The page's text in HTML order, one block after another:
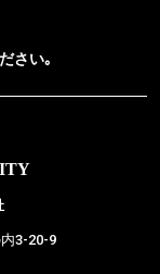
さい｡
3-20-9